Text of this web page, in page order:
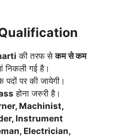
की तरफ सेकम से कम
निकली गई है।
पदों पर की जायेगी।
होना जरुरी है।
Machinist,
Instrument
Electrician,